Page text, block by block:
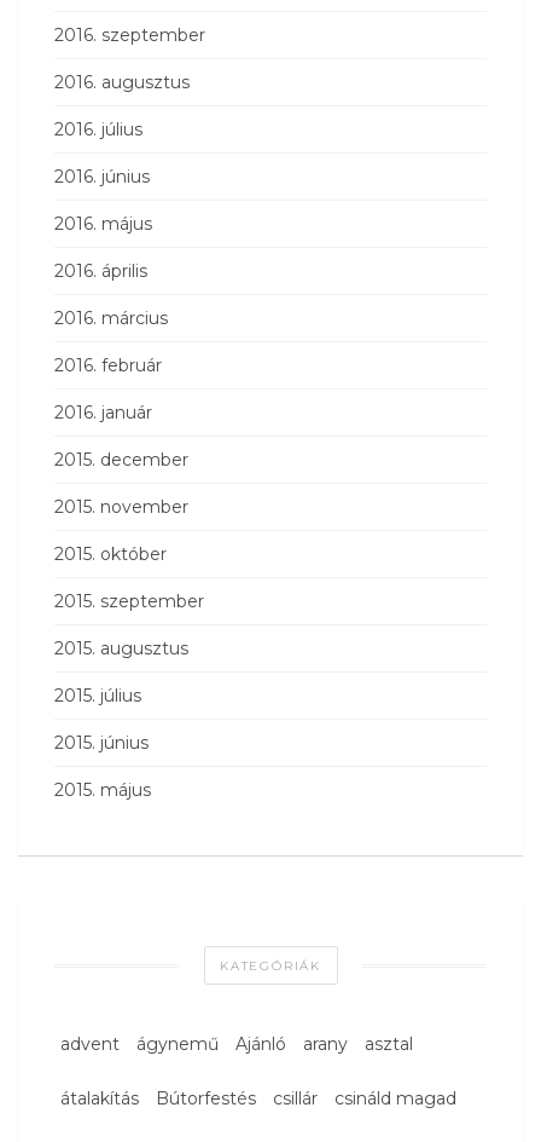
2016. szeptember
2016. augusztus
2016. július
2016. június
2016. május
2016. április
2016. március
2016. február
2016. január
2015. december
2015. november
2015. október
2015. szeptember
2015. augusztus
2015. július
2015. június
2015. május
KATEGÓRIÁK
advent ágynemű Ajánló arany asztal
átalakítás Bútorfestés csillár csináld magad